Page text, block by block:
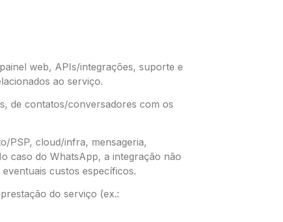
web, APIs/integrações, suporte e
ao serviço.
de contatos/conversadores com os
PSP, cloud/infra, mensageria,
caso do WhatsApp, a integração não
custos específicos.
do serviço (ex.: